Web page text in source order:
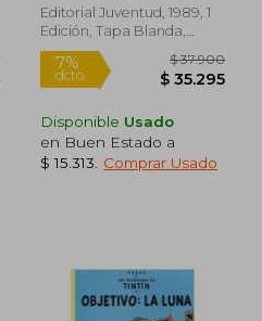
Editorial Juventud, 1989, 1
Edición, Tapa Blanda,
Nuevo
Disponible Usado
en Buen Estado a
$ 15.313
Comprar Usado